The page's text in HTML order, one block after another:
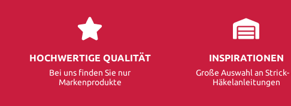
HOCHWERTIGE QUALITÄT
Bei uns finden Sie nur
Markenprodukte
INSPIRATIONEN
Große Auswahl an Strick-
Häkelanleitungen